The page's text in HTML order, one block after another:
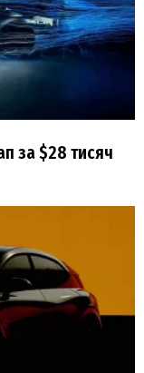
за $28 тисяч